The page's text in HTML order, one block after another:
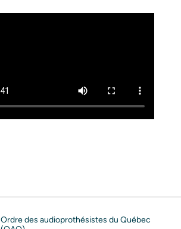
Ordre des audioprothésistes du Québec